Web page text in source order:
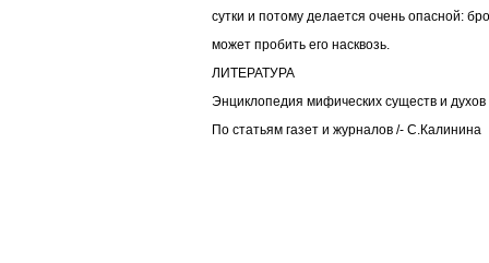
сутки и потому делается очень опасной:
может пробить его насквозь.
ЛИТЕРАТУРА
Энциклопедия мифических существ и духов
По статьям газет и журналов /- С.Калинина